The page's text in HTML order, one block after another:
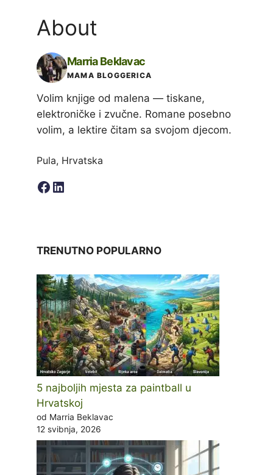
About
Marria Beklavac
MAMA BLOGGERICA
Volim knjige od malena — tiskane,
elektroničke i zvučne. Romane posebno
volim, a lektire čitam sa svojom djecom.
Pula, Hrvatska
Facebook
LinkedIn
TRENUTNO POPULARNO
5 najboljih mjesta za paintball u
Hrvatskoj
od Marria Beklavac
12 svibnja, 2026